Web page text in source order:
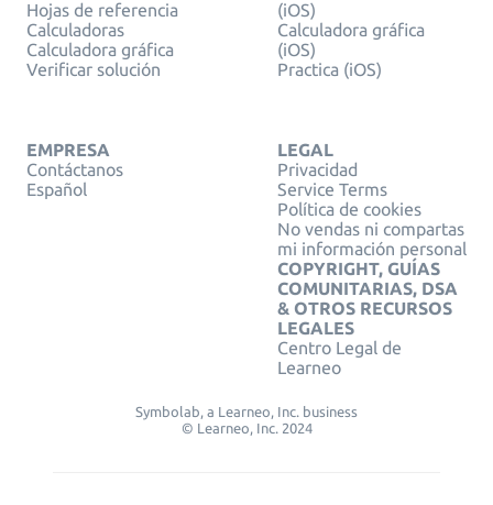
Hojas de referencia
Calculadoras
Calculadora gráfica
Verificar solución
(iOS)
Calculadora gráfica
(iOS)
Practica (iOS)
EMPRESA
Contáctanos
Español
LEGAL
Privacidad
Service Terms
Política de cookies
No vendas ni compartas
mi información personal
COPYRIGHT, GUÍAS
COMUNITARIAS, DSA
& OTROS RECURSOS
LEGALES
Centro Legal de
Learneo
Symbolab, a Learneo, Inc. business
© Learneo, Inc. 2024